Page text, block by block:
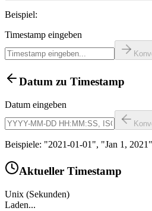
Beispiel:
Timestamp eingeben
Datum zu Timestamp
Datum eingeben
Beispiele: "2021-01-01", "Jan 1,
Aktueller Timestamp
Unix (Sekunden)
Laden...